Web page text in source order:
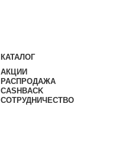
КАТАЛОГ
АКЦИИ
РАСПРОДАЖА
CASHBACK
СОТРУДНИЧЕСТВО